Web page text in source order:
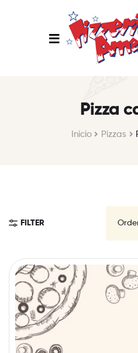
Pizza
Inicio Pizzas
FILTER